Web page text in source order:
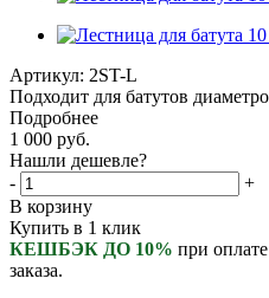
Артикул: 2ST-L
Подходит для батутов
Подробнее
1 000 руб.
Нашли дешевле?
-
+
В корзину
Купить в 1 клик
КЕШБЭК ДО 10% при
заказа.